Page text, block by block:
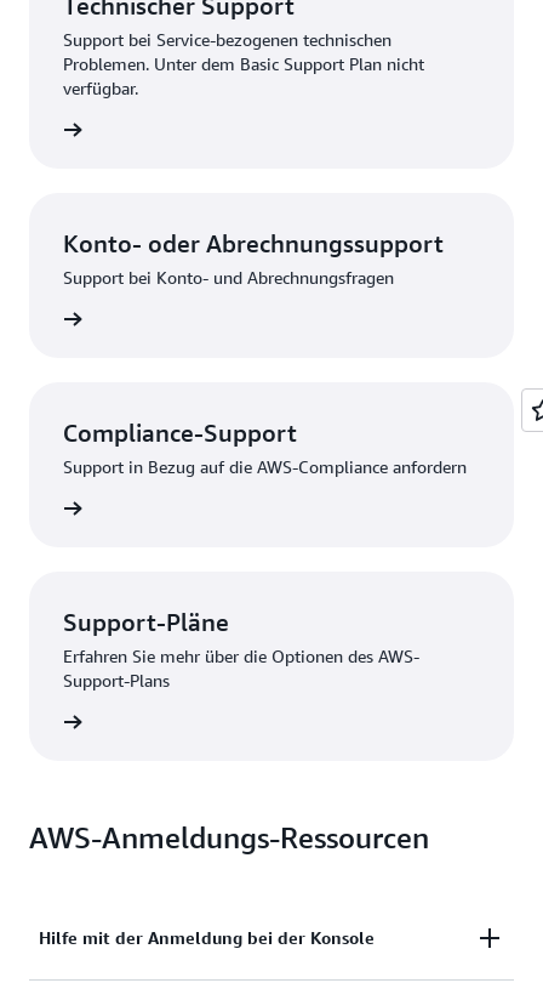
Support bei Service-bezogenen technischen
Problemen. Unter dem Basic Support Plan nicht
verfügbar.
Konto- oder Abrechnungssupport
Support bei Konto- und Abrechnungsfragen
Compliance-Support
Support in Bezug auf die AWS-Compliance anfordern
Support-Pläne
Erfahren Sie mehr über die Optionen des AWS-
Support-Plans
AWS-Anmeldungs-Ressourcen
Hilfe mit der Anmeldung bei der Konsole